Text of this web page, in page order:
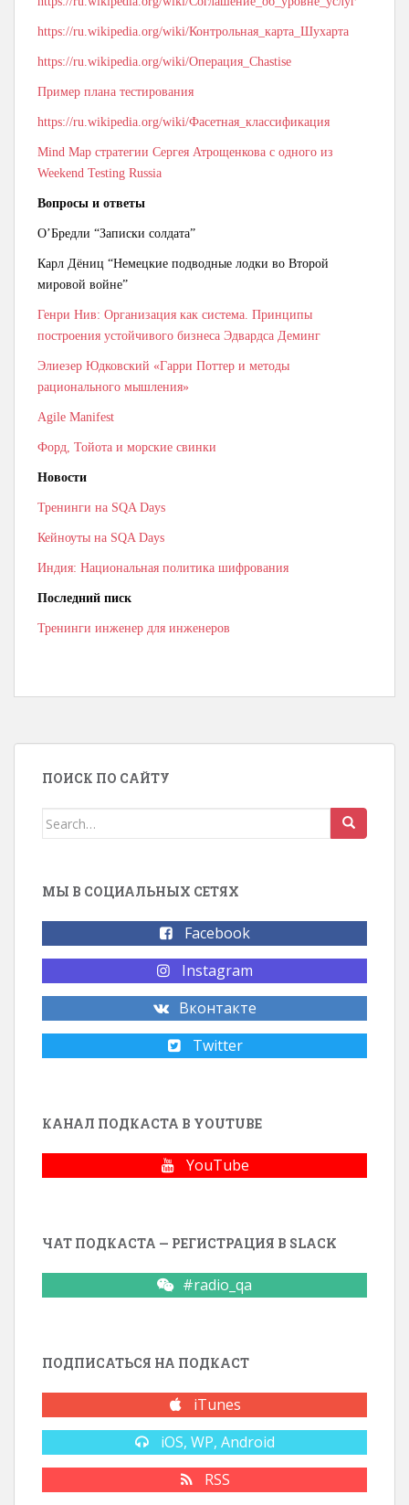
https://ru.wikipedia.org/wiki/Контрольная_карта_Шухарта
https://ru.wikipedia.org/wiki/Операция_Chastise
Пример плана тестирования
https://ru.wikipedia.org/wiki/Фасетная_классификация
Mind Map стратегии Сергея Атрощенкова с одного из
Weekend Testing Russia
Вопросы и ответы
О’Бредли “Записки солдата”
Карл Дёниц “Немецкие подводные лодки во Второй
мировой войне”
Генри Нив: Организация как система. Принципы
построения устойчивого бизнеса Эдвардса Деминг
Элиезер Юдковский «Гарри Поттер и методы
рационального мышления»
Agile Manifest
Форд, Тойота и морские свинки
Новости
Тренинги на SQA Days
Кейноуты на SQA Days
Индия: Национальная политика шифрования
Последний писк
Тренинги инженер для инженеров
ПОИСК ПО САЙТУ
Search for:
МЫ В СОЦИАЛЬНЫХ СЕТЯХ
Facebook
Instagram
Вконтакте
Twitter
КАНАЛ ПОДКАСТА В YOUTUBE
YouTube
ЧАТ ПОДКАСТА — РЕГИСТРАЦИЯ В SLACK
#radio_qa
ПОДПИСАТЬСЯ НА ПОДКАСТ
iTunes
iOS, WP, Android
RSS